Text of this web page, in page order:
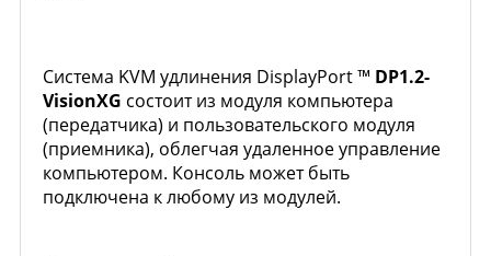
Система KVM удлинения DisplayPort ™ DP1.2-
VisionXG состоит из модуля компьютера
(передатчика) и пользовательского модуля
(приемника), облегчая удаленное управление
компьютером. Консоль может быть
подключена к любому из модулей.